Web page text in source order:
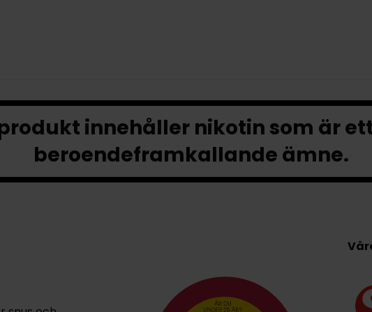
innehåller nikotin som är
beroendeframkallande ämne.